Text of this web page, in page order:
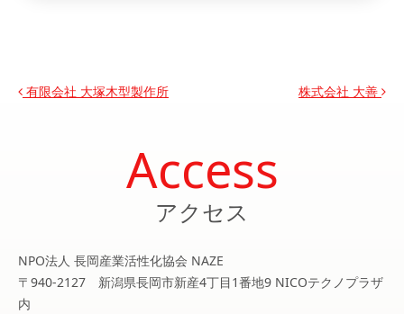
投稿ナビゲーション
有限会社 大塚木型製作所 株式会社 大善
Access
アクセス
NPO法人 長岡産業活性化協会 NAZE
〒940-2127 新潟県長岡市新産4丁目1番地9 NICOテクノプラザ
内